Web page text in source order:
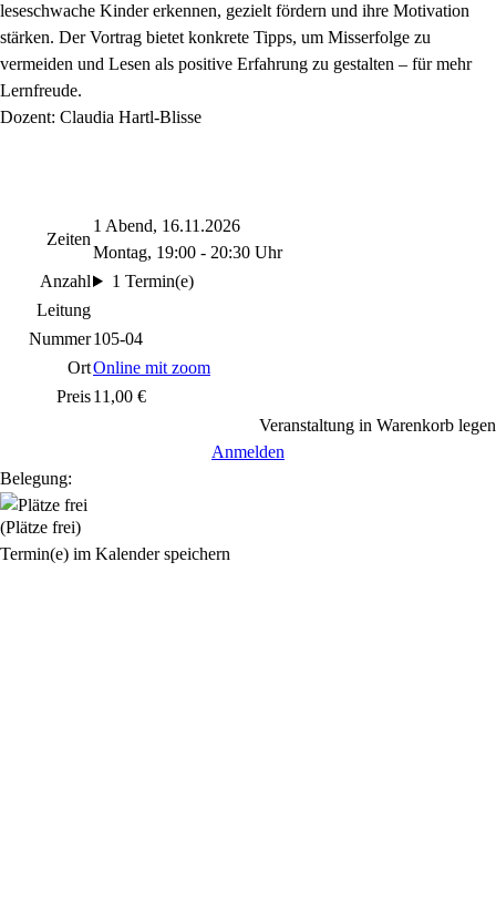
leseschwache Kinder erkennen, gezielt fördern und ihre Motivation
stärken. Der Vortrag bietet konkrete Tipps, um Misserfolge zu
vermeiden und Lesen als positive Erfahrung zu gestalten – für mehr
Lernfreude.
Dozent: Claudia Hartl-Blisse
Zeiten
1 Abend, 16.11.2026
Montag, 19:00 - 20:30 Uhr
Anzahl
1 Termin(e)
Leitung
Nummer105-04
OrtOnline mit zoom
Preis11,00 €
Veranstaltung in Warenkorb legen
Anmelden
Belegung:
(Plätze frei)
Termin(e) im Kalender speichern